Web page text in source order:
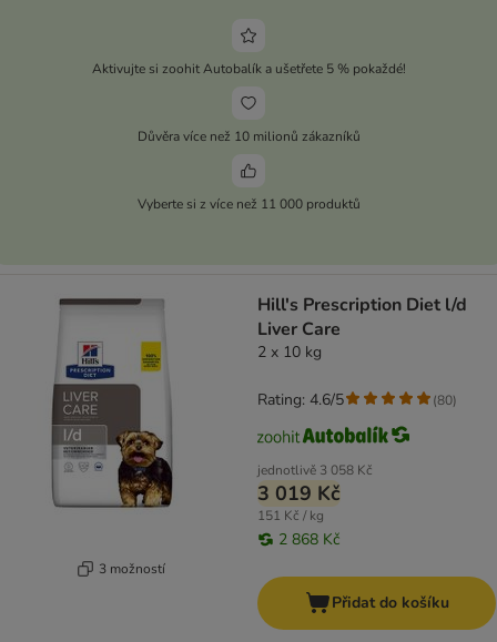
Aktivujte si zoohit Autobalík a ušetřete 5 % pokaždé!
Důvěra více než 10 milionů zákazníků
Vyberte si z více než 11 000 produktů
3 možností
Hill's Prescription Diet l/d
Liver Care
2 x 10 kg
jednotlivě 3 058 Kč
3 019 Kč
151 Kč / kg
2 868 Kč
Rating: 4.6/5 (80)
Přidat do košíku